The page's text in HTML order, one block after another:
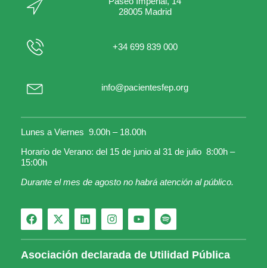
28005 Madrid
+34 699 839 000
info@pacientesfep.org
Lunes a Viernes 9.00h – 18.00h
Horario de Verano: del 15 de junio al 31 de julio 8:00h –
15:00h
Durante el mes de agosto no habrá atención al público.
Asociación declarada de Utilidad Pública